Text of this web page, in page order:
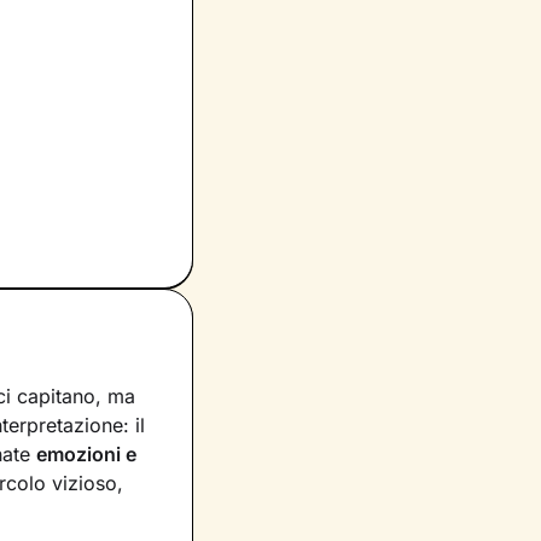
capitano, ma
il
emozioni e
vizioso,